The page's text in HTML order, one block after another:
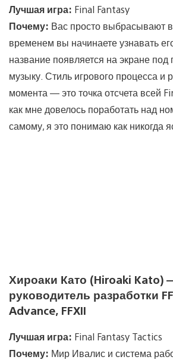
Лучшая игра: Final Fantasy
Почему: Вас просто выбрасывают
временем вы начинаете узнавать
название появляется на экране под
музыку. Стиль игрового процесса и
момента — это точка отсчета всей
как мне довелось поработать над
самому, я это понимаю как никогда
Хироаки Като (Hiroaki Kato)
руководитель разработки
Advance, FFXII
Лучшая игра: Final Fantasy Tactics
Почему: Мир Ивалис и система